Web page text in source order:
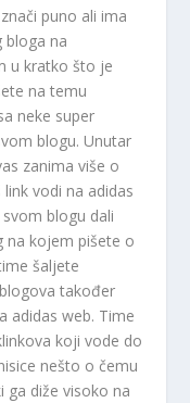
puno ali ima
bloga na
u kratko što je
na temu
neke super
blogu. Unutar
zanima više o
vodi na adidas
blogu dali
na kojem pišete o
šaljete
također
adidas web. Time
koji vode do
nešto o čemu
ga diže visoko na